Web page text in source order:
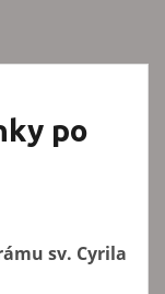
po
sv. Cyrila